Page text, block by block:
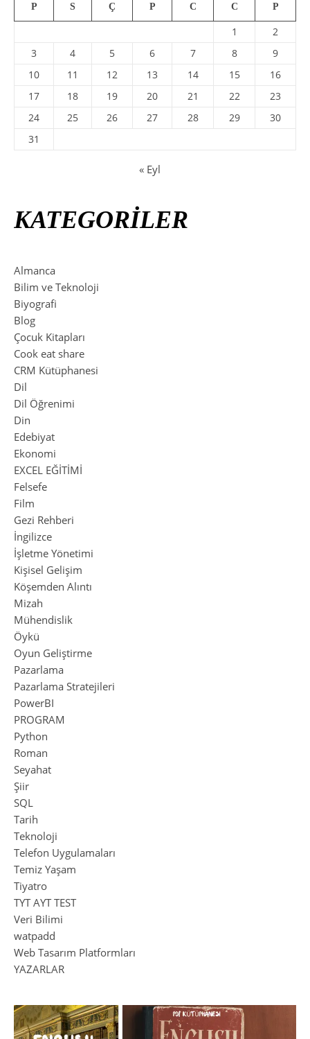
P S Ç P C C P
1
2
3
4 5 6 7 8
9
10
11 12 13 14 15
16
17
18 19 20 21 22
23
24
25 26 27 28 29
30
31
« Eyl
KATEGORİLER
Almanca
Bilim ve Teknoloji
Biyografi
Blog
Çocuk Kitapları
Cook eat share
CRM Kütüphanesi
Dil
Dil Öğrenimi
Din
Edebiyat
Ekonomi
EXCEL EĞİTİMİ
Felsefe
Film
Gezi Rehberi
İngilizce
İşletme Yönetimi
Kişisel Gelişim
Köşemden Alıntı
Mizah
Mühendislik
Öykü
Oyun Geliştirme
Pazarlama
Pazarlama Stratejileri
PowerBI
PROGRAM
Python
Roman
Seyahat
Şiir
SQL
Tarih
Teknoloji
Telefon Uygulamaları
Temiz Yaşam
Tiyatro
TYT AYT TEST
Veri Bilimi
watpadd
Web Tasarım Platformları
YAZARLAR